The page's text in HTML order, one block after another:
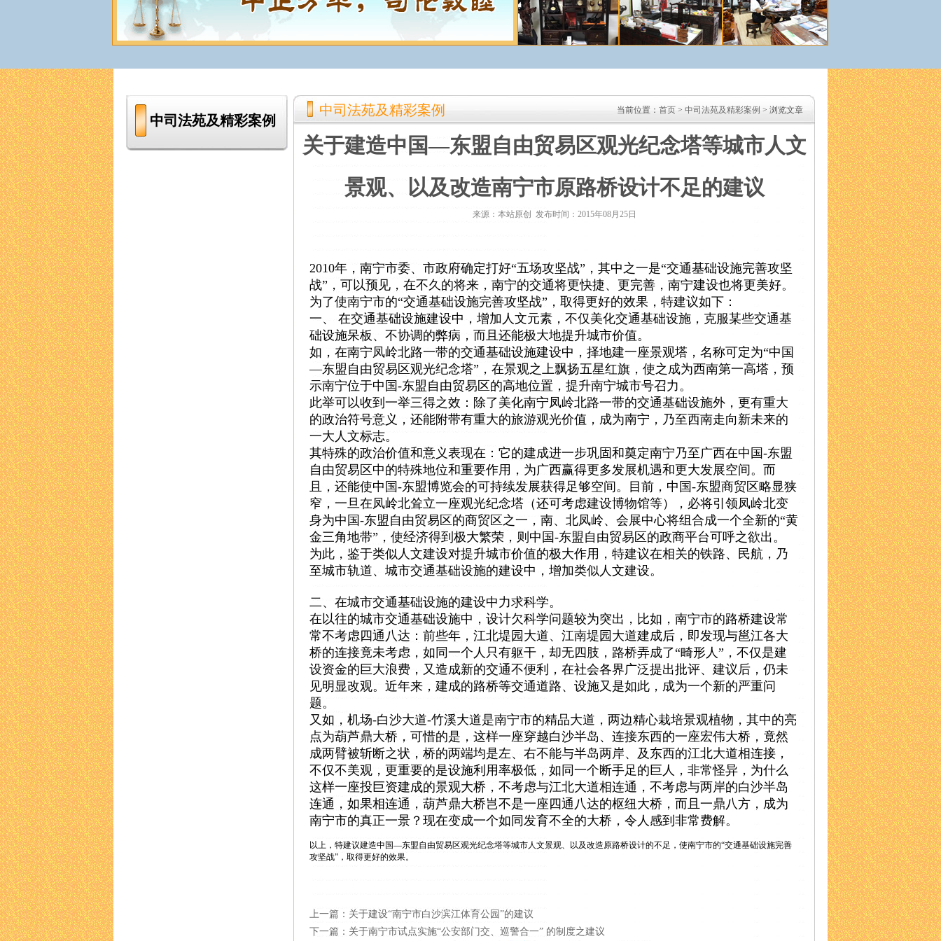
中司法苑及精彩案例
中司法苑及精彩案例 当前位置： 首页 > 中司法苑及精彩案例 > 浏览文章
关于建造中国—东盟自由贸易区观光纪念塔等城市人文
景观、以及改造南宁市原路桥设计不足的建议
来源：本站原创 发布时间：2015年08月25日
2010年，南宁市委、市政府确定打好“五场攻坚战”，其中之一是“交通基础设施完善攻坚
战”，可以预见，在不久的将来，南宁的交通将更快捷、更完善，南宁建设也将更美好。
为了使南宁市的“交通基础设施完善攻坚战”，取得更好的效果，特建议如下：
一、 在交通基础设施建设中，增加人文元素，不仅美化交通基础设施，克服某些交通基
础设施呆板、不协调的弊病，而且还能极大地提升城市价值。
如，在南宁凤岭北路一带的交通基础设施建设中，择地建一座景观塔，名称可定为“中国
—东盟自由贸易区观光纪念塔”，在景观之上飘扬五星红旗，使之成为西南第一高塔，预
示南宁位于中国-东盟自由贸易区的高地位置，提升南宁城市号召力。
此举可以收到一举三得之效：除了美化南宁凤岭北路一带的交通基础设施外，更有重大
的政治符号意义，还能附带有重大的旅游观光价值，成为南宁，乃至西南走向新未来的
一大人文标志。
其特殊的政治价值和意义表现在：它的建成进一步巩固和奠定南宁乃至广西在中国-东盟
自由贸易区中的特殊地位和重要作用，为广西赢得更多发展机遇和更大发展空间。而
且，还能使中国-东盟博览会的可持续发展获得足够空间。目前，中国-东盟商贸区略显狭
窄，一旦在凤岭北耸立一座观光纪念塔（还可考虑建设博物馆等），必将引领凤岭北变
身为中国-东盟自由贸易区的商贸区之一，南、北凤岭、会展中心将组合成一个全新的“黄
金三角地带”，使经济得到极大繁荣，则中国-东盟自由贸易区的政商平台可呼之欲出。
为此，鉴于类似人文建设对提升城市价值的极大作用，特建议在相关的铁路、民航，乃
至城市轨道、城市交通基础设施的建设中，增加类似人文建设。
二、在城市交通基础设施的建设中力求科学。
在以往的城市交通基础设施中，设计欠科学问题较为突出，比如，南宁市的路桥建设常
常不考虑四通八达：前些年，江北堤园大道、江南堤园大道建成后，即发现与邕江各大
桥的连接竟未考虑，如同一个人只有躯干，却无四肢，路桥弄成了“畸形人”，不仅是建
设资金的巨大浪费，又造成新的交通不便利，在社会各界广泛提出批评、建议后，仍未
见明显改观。近年来，建成的路桥等交通道路、设施又是如此，成为一个新的严重问
题。
又如，机场-白沙大道-竹溪大道是南宁市的精品大道，两边精心栽培景观植物，其中的亮
点为葫芦鼎大桥，可惜的是，这样一座穿越白沙半岛、连接东西的一座宏伟大桥，竟然
成两臂被斩断之状，桥的两端均是左、右不能与半岛两岸、及东西的江北大道相连接，
不仅不美观，更重要的是设施利用率极低，如同一个断手足的巨人，非常怪异，为什么
这样一座投巨资建成的景观大桥，不考虑与江北大道相连通，不考虑与两岸的白沙半岛
连通，如果相连通，葫芦鼎大桥岂不是一座四通八达的枢纽大桥，而且一鼎八方，成为
南宁市的真正一景？现在变成一个如同发育不全的大桥，令人感到非常费解。
以上，特建议建造中国—东盟自由贸易区观光纪念塔等城市人文景观、以及改造原路桥设计的不足，使南宁市的“交通基础设施完善
攻坚战”，取得更好的效果。
上一篇： 关于建设“南宁市白沙滨江体育公园”的建议
下一篇： 关于南宁市试点实施“公安部门交、巡警合一” 的制度之建议